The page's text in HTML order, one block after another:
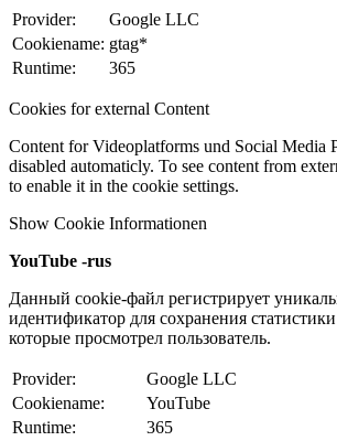
Provider:
Google LLC
Cookiename: gtag*
Runtime:
365
Cookies for external Content
Content for Videoplatforms und Social Media
disabled automaticly. To see content from
to enable it in the cookie settings.
Show Cookie Informationen
YouTube -rus
Данный cookie-файл регистрирует
идентификатор для сохранения
которые просмотрел пользователь.
Provider:
Google LLC
Cookiename:
YouTube
Runtime:
365